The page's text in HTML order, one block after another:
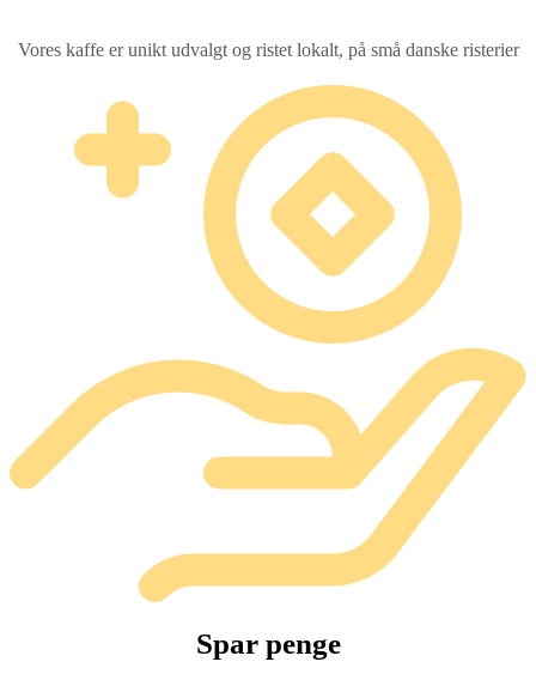
Vores kaffe er unikt udvalgt og ristet lokalt, på små danske risterier
Spar penge